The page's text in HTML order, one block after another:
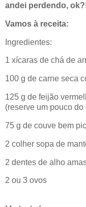
andei perdendo,
Vamos à receita:
Ingredientes:
1 xícaras de chá de
100 g de carne seca
125 g de feijão
(reserve um pouco do
75 g de couve bem
2 colher sopa de
2 dentes de alho
2 ou 3 ovos